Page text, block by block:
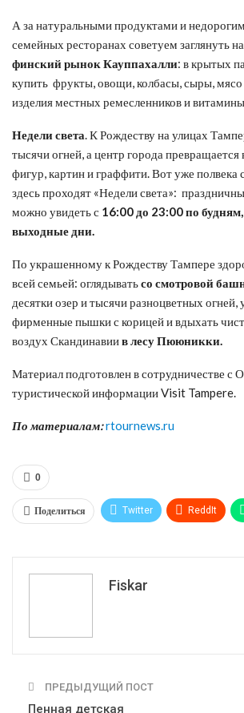
А за натуральными продуктами и
семейных ресторанах советуем заглянуть на
финский рынок Кауппахалли: в крытых
купить фрукты, овощи, колбасы, сыры, мясо
изделия местных ремесленников и
Недели света. К Рождеству на улицах
тысячи огней, а центр города превращается
фигур, картин и граффити. Вот уже полвека
здесь проходят «Недели света»:
можно увидеть с 16:00 до 23:00по будням,
выходные дни.
По украшенному к Рождеству Тампере
всей семьей: оглядыватьсо смотровойбаш
десятки озер и тысячи разноцветных огней,
фирменные пышки с корицей и вдыхать
воздух Скандинавиив лесу Пююникки.
Материал подготовлен в сотрудничестве с
туристической информации Visit Tampere.
По материалам:rtournews.ru
0
Поделиться Twitter ReddIt
Telegram
Fiskar
ПРЕДЫДУЩИЙ ПОСТ
Пенная детская